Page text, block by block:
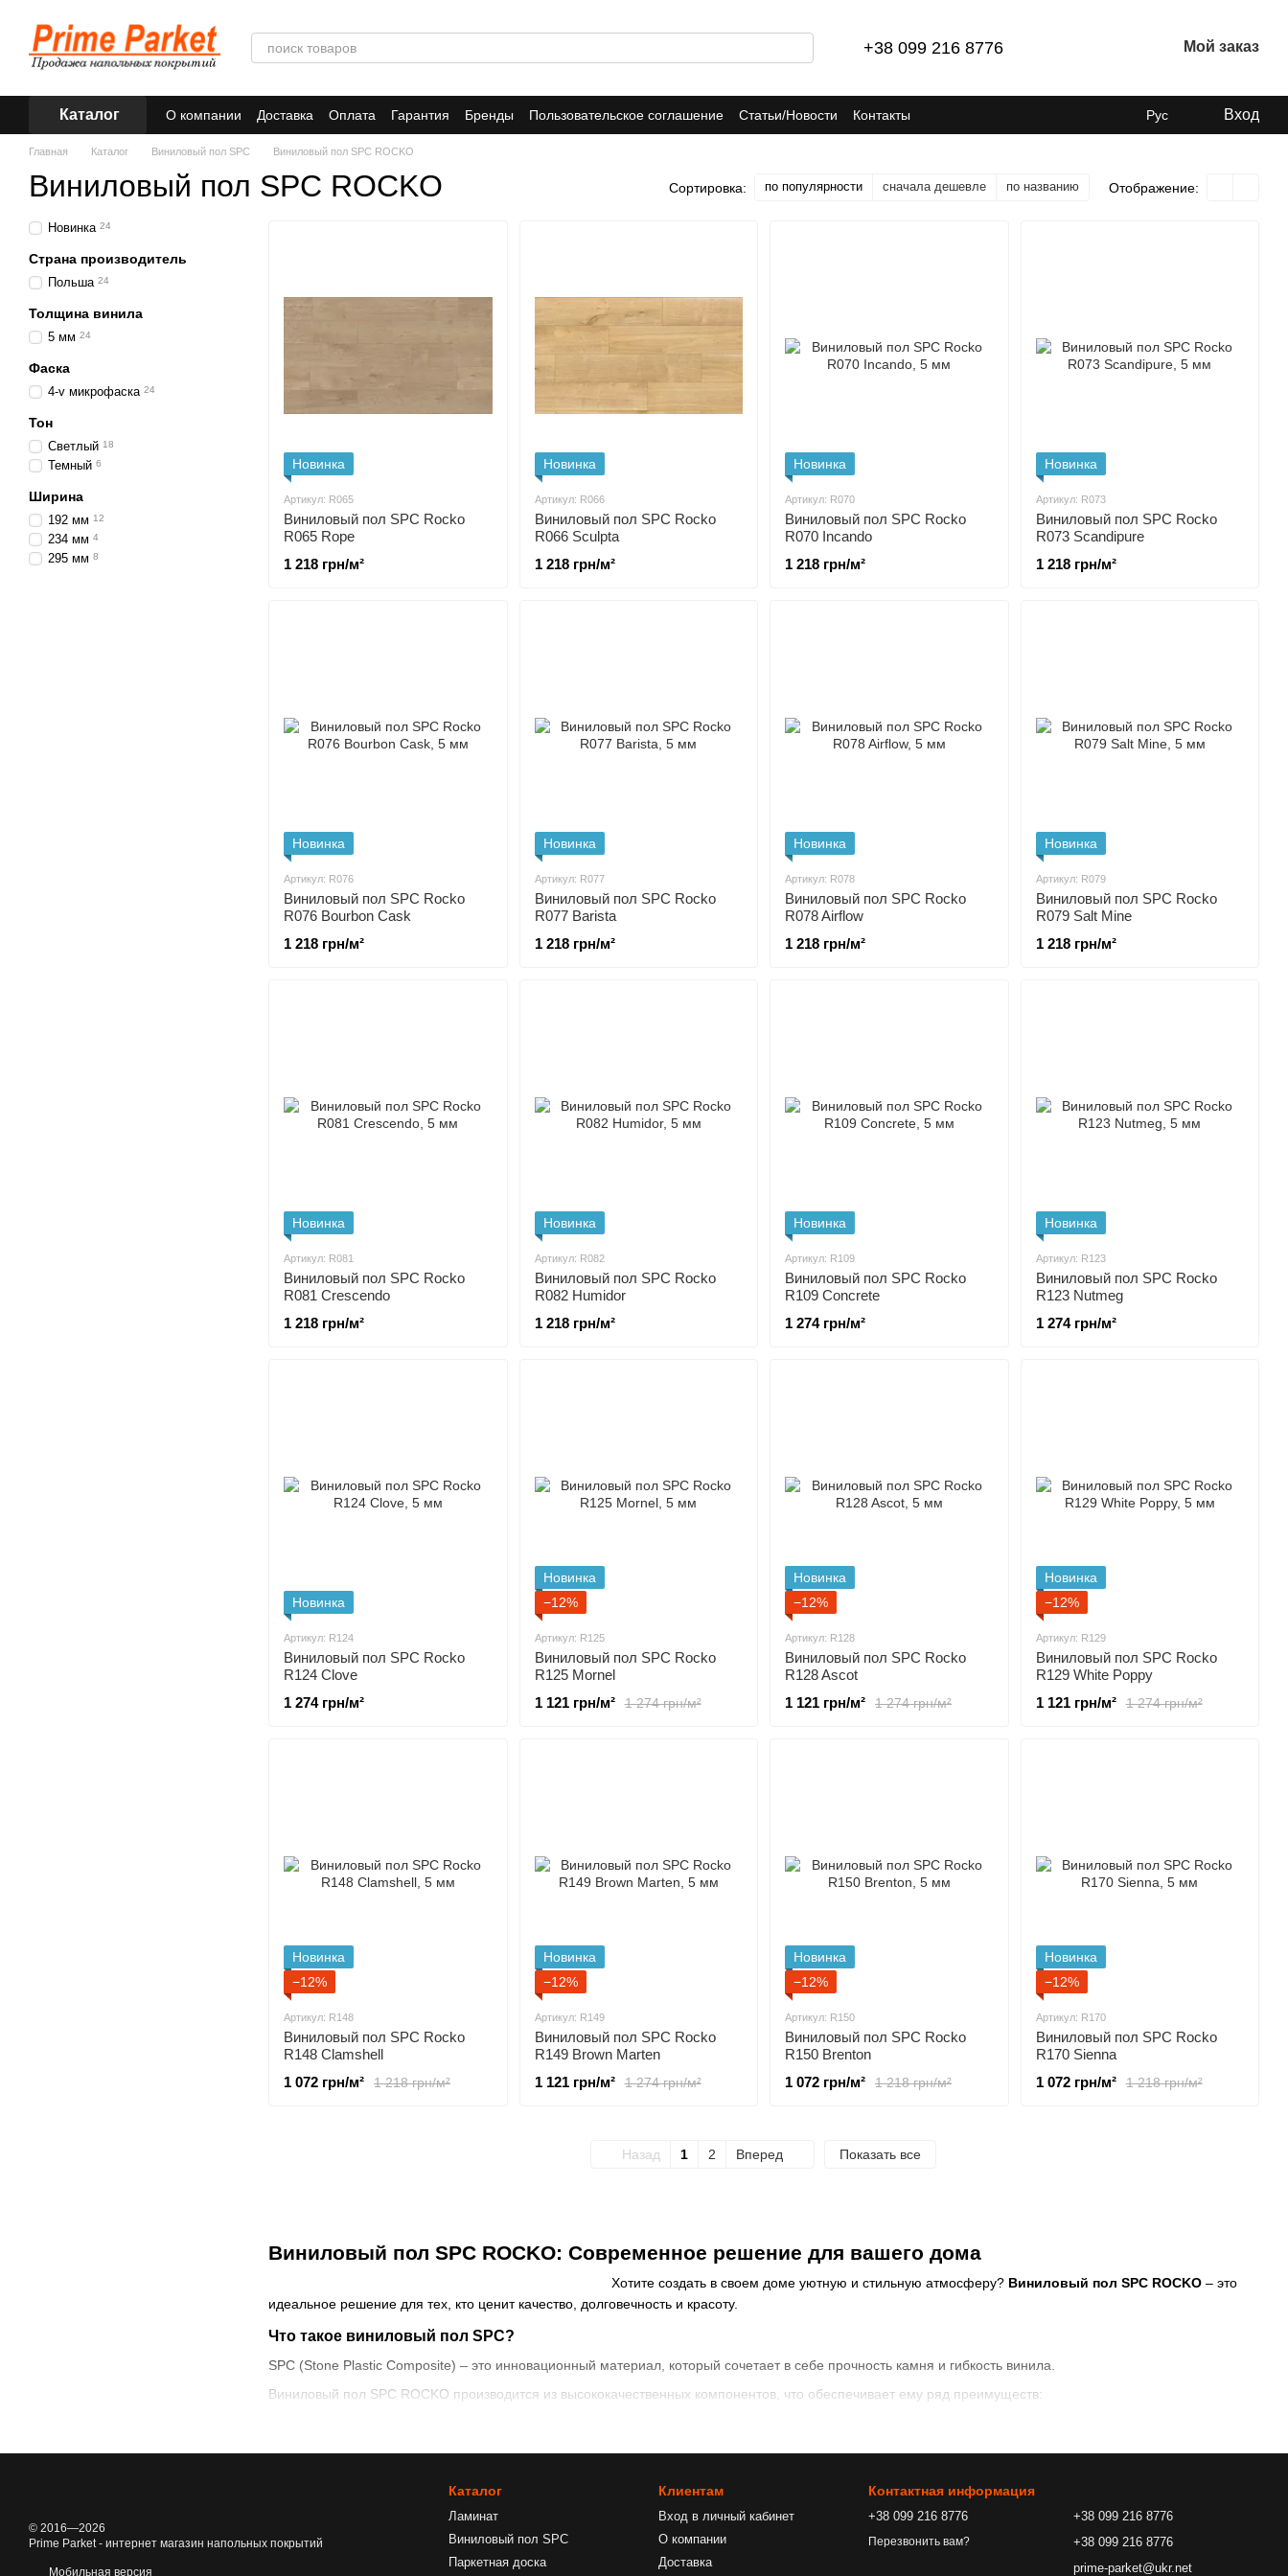
+38 099 216 8776 Мой заказ
Каталог О компании Доставка Оплата Гарантия Бренды Пользовательское соглашение Статьи/Новости Контакты Рус Вход
Главная Каталог Виниловый пол SPC Виниловый пол SPC ROCKO
Виниловый пол SPC ROCKO Сортировка: по популярности сначала дешевле по названию Отображение:
Виниловый пол SPC ROCKO: Современное решение для вашего дома
Хотите создать в своем доме уютную и стильную атмосферу? Виниловый пол SPC ROCKO – это
идеальное решение для тех, кто ценит качество, долговечность и красоту.
Что такое виниловый пол SPC?
SPC (Stone Plastic Composite) – это инновационный материал, который сочетает в себе прочность камня и гибкость винила.
Виниловый пол SPC ROCKO производится из высококачественных компонентов, что обеспечивает ему ряд преимуществ:
Теплоизоляция: Делает пол теплым на ощупь, что особенно важно для детских комнат и спален.
Простота укладки: Благодаря замковому соединению панели легко монтируются без использования клея.
Новинка
Артикул: R065
Виниловый пол SPC Rocko
R065 Rope
1 218 грн/м²
Новинка
Артикул: R066
Виниловый пол SPC Rocko
R066 Sculpta
1 218 грн/м²
Новинка
Артикул: R070
Виниловый пол SPC Rocko
R070 Incando
1 218 грн/м²
Новинка
Артикул: R073
Виниловый пол SPC Rocko
R073 Scandipure
1 218 грн/м²
Новинка
Артикул: R076
Виниловый пол SPC Rocko
R076 Bourbon Cask
1 218 грн/м²
Новинка
Артикул: R077
Виниловый пол SPC Rocko
R077 Barista
1 218 грн/м²
Новинка
Артикул: R078
Виниловый пол SPC Rocko
R078 Airflow
1 218 грн/м²
Новинка
Артикул: R079
Виниловый пол SPC Rocko
R079 Salt Mine
1 218 грн/м²
Новинка
Артикул: R081
Виниловый пол SPC Rocko
R081 Crescendo
1 218 грн/м²
Новинка
Артикул: R082
Виниловый пол SPC Rocko
R082 Humidor
1 218 грн/м²
Новинка
Артикул: R109
Виниловый пол SPC Rocko
R109 Concrete
1 274 грн/м²
Новинка
Артикул: R123
Виниловый пол SPC Rocko
R123 Nutmeg
1 274 грн/м²
Новинка
Артикул: R124
Виниловый пол SPC Rocko
R124 Clove
1 274 грн/м²
Новинка
−12%
Артикул: R125
Виниловый пол SPC Rocko
R125 Mornel
1 274 грн/м²
1 121 грн/м²
Новинка
−12%
Артикул: R128
Виниловый пол SPC Rocko
R128 Ascot
1 274 грн/м²
1 121 грн/м²
Новинка
−12%
Артикул: R129
Виниловый пол SPC Rocko
R129 White Poppy
1 274 грн/м²
1 121 грн/м²
Новинка
−12%
Артикул: R148
Виниловый пол SPC Rocko
R148 Clamshell
1 218 грн/м²
1 072 грн/м²
Новинка
−12%
Артикул: R149
Виниловый пол SPC Rocko
R149 Brown Marten
1 274 грн/м²
1 121 грн/м²
Новинка
−12%
Артикул: R150
Виниловый пол SPC Rocko
R150 Brenton
1 218 грн/м²
1 072 грн/м²
Новинка
−12%
Артикул: R170
Виниловый пол SPC Rocko
R170 Sienna
1 218 грн/м²
1 072 грн/м²
Назад 1 2 Вперед Показать все
Новинка 24
Страна производитель
Польша 24
Толщина винила
5 мм 24
Фаска
4-v микрофаска 24
Тон
Светлый 18
Темный 6
Ширина
192 мм 12
234 мм 4
295 мм 8
© 2016—2026
Prime Parket - интернет магазин напольных покрытий
Мобильная версия
Каталог
Ламинат
Виниловый пол SPC
Паркетная доска
Клиентам
Вход в личный кабинет
О компании
Доставка
Контактная информация
+38 099 216 8776
Перезвонить вам?
+38 099 216 8776
+38 099 216 8776
prime-parket@ukr.net